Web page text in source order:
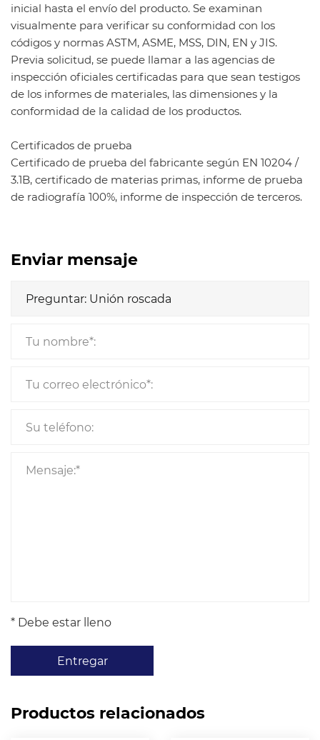
inicial hasta el envío del producto. Se examinan
visualmente para verificar su conformidad con los
códigos y normas ASTM, ASME, MSS, DIN, EN y JIS.
Previa solicitud, se puede llamar a las agencias de
inspección oficiales certificadas para que sean testigos
de los informes de materiales, las dimensiones y la
conformidad de la calidad de los productos.
Certificados de prueba
Certificado de prueba del fabricante según EN 10204 /
3.1B, certificado de materias primas, informe de prueba
de radiografía 100%, informe de inspección de terceros.
Enviar mensaje
* Debe estar lleno
Entregar
Productos relacionados